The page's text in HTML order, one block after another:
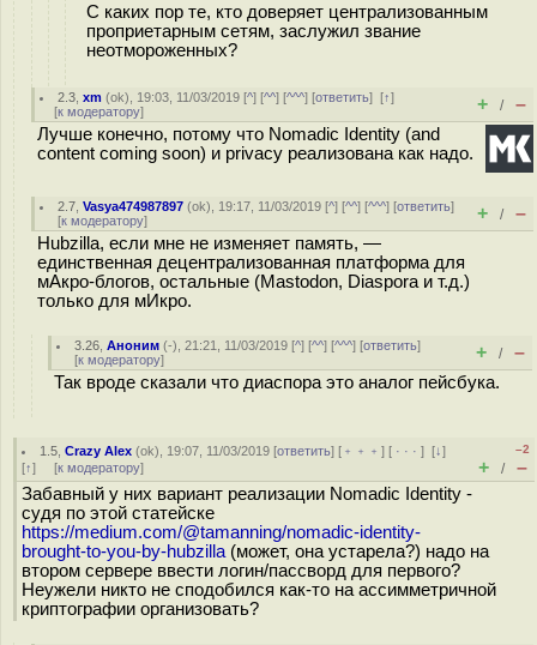
С каких пор те, кто доверяет централизованным
проприетарным сетям, заслужил звание
неотмороженных?
2.3 ,xm (ok), 19:03, 11/03/2019 [^] [^^] [^^^] [ответить][↑]
[к модератору] + / –
Лучше конечно, потому что Nomadic Identity (and
content coming soon) и privacy реализована как надо.
2.7 ,Vasya474987897 (ok), 19:17, 11/03/2019 [^] [^^] [^^^] [ответить]
[к модератору] + / –
Hubzilla, если мне не изменяет память, —
единственная децентрализованная платформа для
мАкро-блогов, остальные (Mastodon, Diaspora и т.д.)
только для мИкро.
3.26 ,Аноним (-), 21:21, 11/03/2019 [^] [^^] [^^^] [ответить]
[к модератору] + / –
Так вроде сказали что диаспора это аналог пейсбука.
1.5 ,Crazy Alex (ok), 19:07, 11/03/2019 [ответить] [ ﹢﹢﹢] [ · · ·][↓]
[↑] [к модератору]
–2
+ / –
Забавный у них вариант реализации Nomadic Identity -
судя по этой статейске
https://medium.com/@tamanning/nomadic-identity-
brought-to-you-by-hubzilla (может, она устарела?) надо на
втором сервере ввести логин/пассворд для первого?
Неужели никто не сподобился как-то на ассимметричной
криптографии организовать?